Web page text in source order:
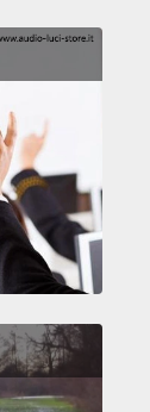
於是我
將食物
的細菌
菌來保
的食
acid